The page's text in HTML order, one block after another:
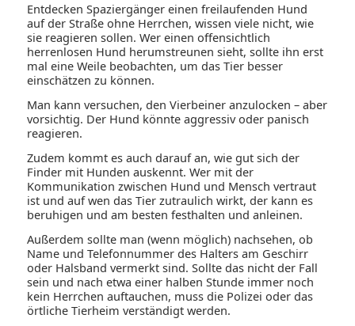
Entdecken Spaziergänger einen freilaufenden Hund
auf der Straße ohne Herrchen, wissen viele nicht, wie
sie reagieren sollen. Wer einen offensichtlich
herrenlosen Hund herumstreunen sieht, sollte ihn erst
mal eine Weile beobachten, um das Tier besser
einschätzen zu können.
Man kann versuchen, den Vierbeiner anzulocken – aber
vorsichtig. Der Hund könnte aggressiv oder panisch
reagieren.
Zudem kommt es auch darauf an, wie gut sich der
Finder mit Hunden auskennt. Wer mit der
Kommunikation zwischen Hund und Mensch vertraut
ist und auf wen das Tier zutraulich wirkt, der kann es
beruhigen und am besten festhalten und anleinen.
Außerdem sollte man (wenn möglich) nachsehen, ob
Name und Telefonnummer des Halters am Geschirr
oder Halsband vermerkt sind. Sollte das nicht der Fall
sein und nach etwa einer halben Stunde immer noch
kein Herrchen auftauchen, muss die Polizei oder das
örtliche Tierheim verständigt werden.